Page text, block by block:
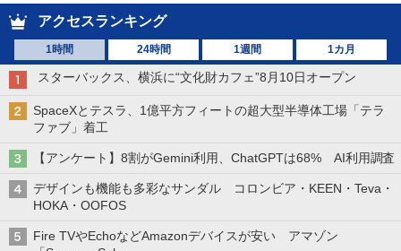
アクセスランキング
1時間 24時間 1週間 1カ月
スターバックス、横浜に“文化財カフェ”8月10日オープン
SpaceXとテスラ、1億平方フィートの超大型半導体工場「テラ
ファブ」着工
【アンケート】8割がGemini利用、ChatGPTは68% AI利用調査
デザインも機能も多彩なサンダル コロンビア・KEEN・Teva・
HOKA・OOFOS
Fire TVやEchoなどAmazonデバイスが安い アマゾン